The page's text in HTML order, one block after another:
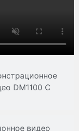
DM1100 C
видео